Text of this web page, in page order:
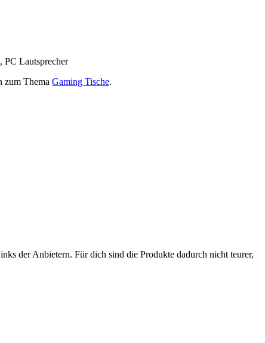
PC Lautsprecher
zum Thema Gaming Tische.
der Anbietern. Für dich sind die Produkte dadurch nicht teurer,